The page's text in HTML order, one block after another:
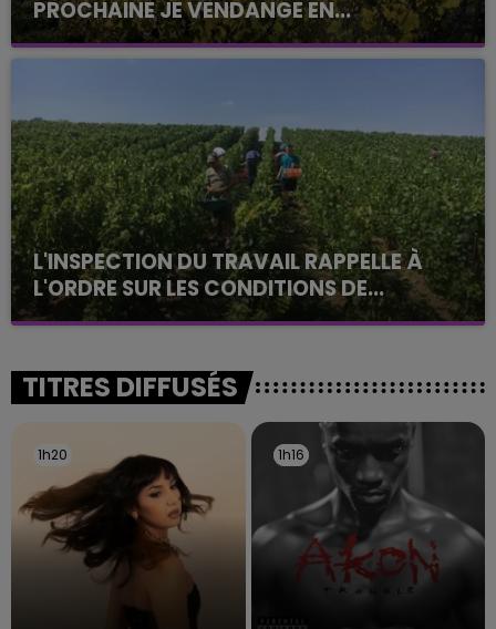
PROCHAINE JE VENDANGE EN...
La vendange en Champagne a débuté ce jeudi 6
août dans la commune de Montgueux (Aube). Du
L'INSPECTION DU TRAVAIL RAPPELLE À
L'ORDRE SUR LES CONDITIONS DE...
Alors que les dates de début des vendange 2026
l'inspection du Travail en profite pour rappeler
les conditions de...
TITRES DIFFUSÉS
1h20
1h20 1h16
1h16